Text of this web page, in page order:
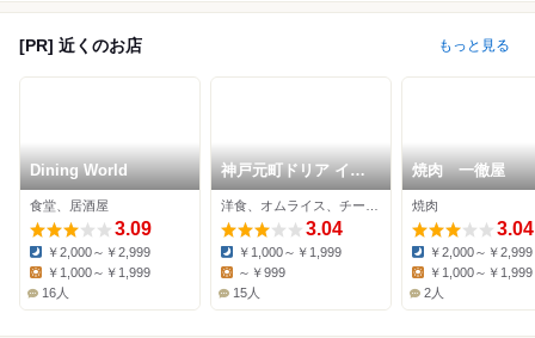
[PR] 近くのお店 もっと見る
Dining World
食堂、居酒屋
3.09
Dinner:
￥2,000～￥2,999
Lunch:
￥1,000～￥1,999
16人
神戸元町ドリア イオ
ンモール豊川店
3.04
Dinner:
￥1,000～￥1,999
Lunch:
～￥999
15人
焼肉 一徹屋
焼肉
3.04
Dinner:
￥2,000～￥2,999
Lunch:
￥1,000～￥1,999
2人